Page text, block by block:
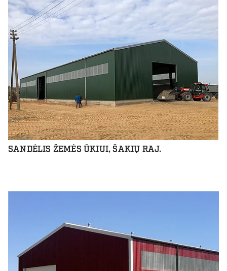
SANDĖLIS ŽEMĖS ŪKIUI, ŠAKIŲ RAJ.